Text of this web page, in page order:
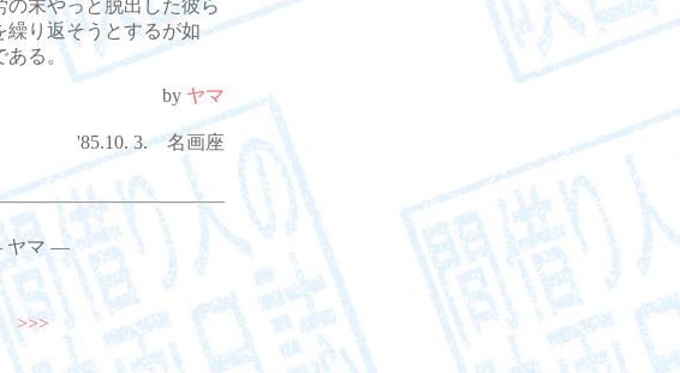
末やっと脱出した彼ら
繰り返そうとするが如
ある。
by ヤマ
'85.10. 3. 名画座
マ ―
>>>